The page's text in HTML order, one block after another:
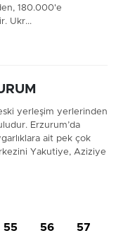
180.000'e
Ukr...
yerleşim yerlerinden
Erzurum’da
ait pek çok
Yakutiye, Aziziye
55 56 57